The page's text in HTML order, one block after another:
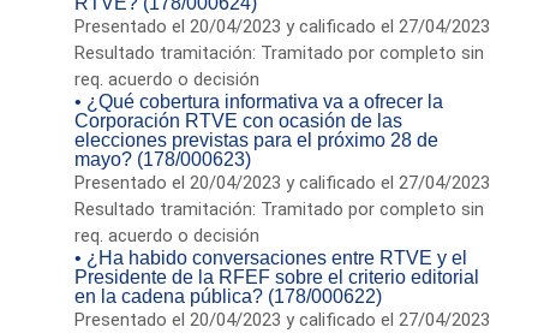
Presentado el 20/04/2023 y calificado el 27/04/2023
Resultado tramitación: Tramitado por completo sin
req. acuerdo o decisión
• ¿Qué cobertura informativa va a ofrecer la
Corporación RTVE con ocasión de las
elecciones previstas para el próximo 28 de
mayo? (178/000623)
Presentado el 20/04/2023 y calificado el 27/04/2023
Resultado tramitación: Tramitado por completo sin
req. acuerdo o decisión
• ¿Ha habido conversaciones entre RTVE y el
Presidente de la RFEF sobre el criterio editorial
en la cadena pública? (178/000622)
Presentado el 20/04/2023 y calificado el 27/04/2023